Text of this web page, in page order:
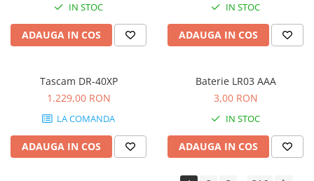
Accesorii Pick-up si Vinyl
Case-uri DJ
CD Playere DJ
Controllere MIDI - USB DAW
IN STOC
ADAUGA IN COS
IN STOC
ADAUGA IN COS
Tascam DR-40XP
1.229,00 RON
LA COMANDA
ADAUGA IN COS
Baterie LR03 AAA
3,00 RON
IN STOC
ADAUGA IN COS